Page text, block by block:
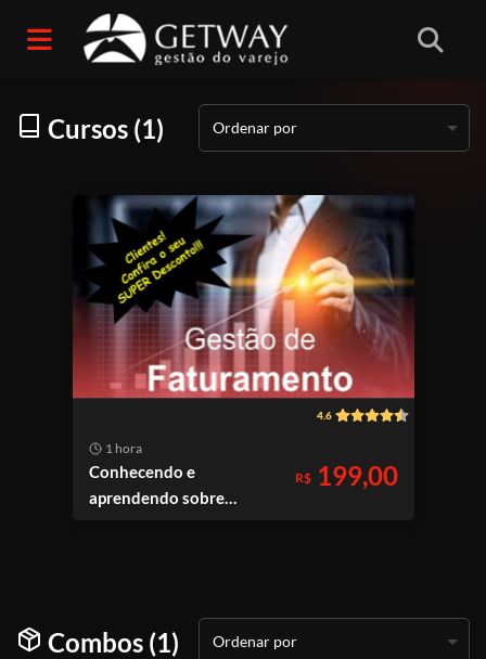
Início/Categorias / Faturamento
Cursos (1) Ordenar por
4.6
1 hora
Conhecendo e
aprendendo sobre
R$199,00
Combos (1) Ordenar por